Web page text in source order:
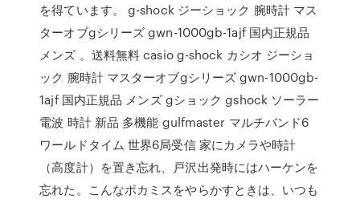
を得ています。 g-shock ジーショック 腕時計 マス
ターオブgシリーズ gwn-1000gb-1ajf 国内正規品
メンズ 。送料無料 casio g-shock カシオ ジーショ
ック 腕時計 マスターオブgシリーズ gwn-1000gb-
1ajf 国内正規品 メンズ gショック gshock ソーラー
電波 時計 新品 多機能 gulfmaster マルチバンド6
ワールドタイム 世界6局受信 家にカメラや時計
（高度計）を置き忘れ、戸沢出発時にはハーケンを
忘れた。こんなポカミスをやらかすときは、いつも